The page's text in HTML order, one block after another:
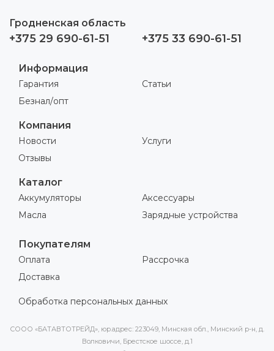
Гродненская область
+375 29 690-61-51 +375 33 690-61-51
Информация
Гарантия
Безнал/опт
Статьи
Компания
Новости
Отзывы
Услуги
Каталог
Аккумуляторы
Масла
Аксессуары
Зарядные устройства
Покупателям
Оплата
Доставка
Рассрочка
Обработка персональных данных
СООО «БАТАВТОТРЕЙД», юр.адрес: 223049, Минская обл., Минский р-н, д.
Волковичи, Брестское шоссе, д.1